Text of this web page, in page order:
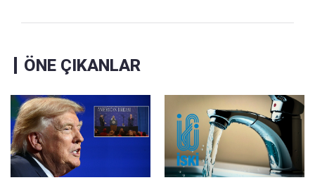
ÖNE ÇIKANLAR